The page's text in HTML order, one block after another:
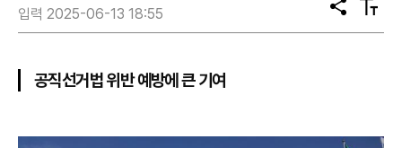
입력 2025-06-13 18:55
공
유
텍
스
공직선거법 위반 예방에 큰 기여